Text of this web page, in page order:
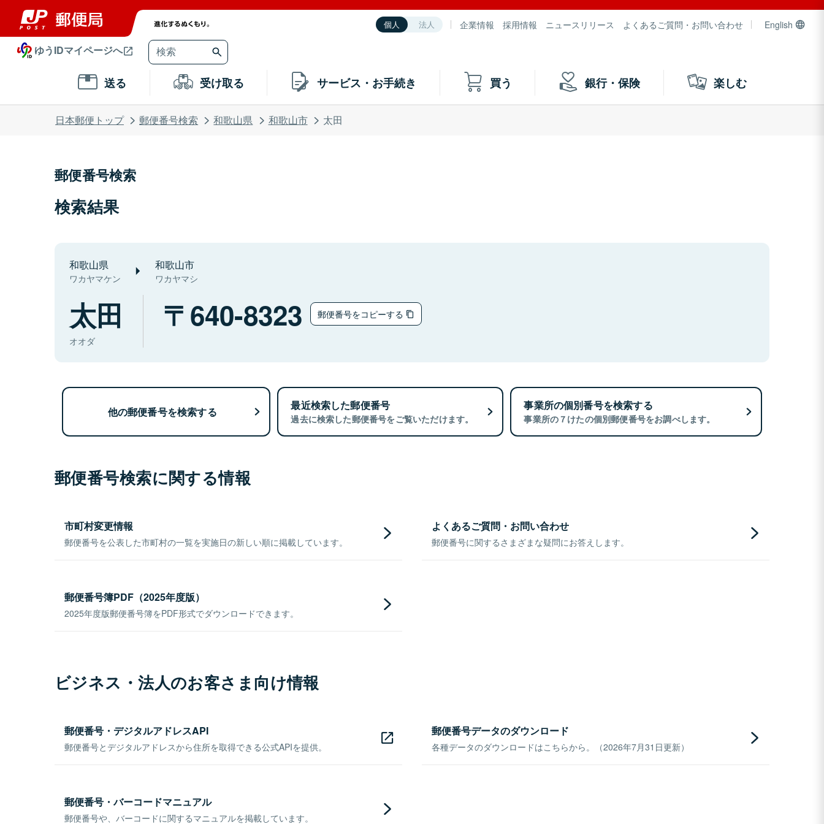
個人 法人 企業情報 採用情報 ニュースリリース よくあるご質問・お問い合わせ English
ゆうIDマイページへ
送る 受け取る サービス・お手続き 買う 銀行・保険 楽しむ
日本郵便トップ 郵便番号検索 和歌山県 和歌山市 太田
郵便番号検索
検索結果
和歌山県
ワカヤマケン
和歌山市
ワカヤマシ
太田
オオダ
640-8323 郵便番号をコピーする
他の郵便番号を検索する 最近検索した郵便番号
過去に検索した郵便番号をご覧いただけます。
事業所の個別番号を検索する
事業所の７けたの個別郵便番号をお調べします。
郵便番号検索に関する情報
市町村変更情報
郵便番号を公表した市町村の一覧を実施日の新しい順に掲載しています。
よくあるご質問・お問い合わせ
郵便番号に関するさまざまな疑問にお答えします。
郵便番号簿PDF（2025年度版）
2025年度版郵便番号簿をPDF形式でダウンロードできます。
ビジネス・法人のお客さま向け情報
郵便番号・デジタルアドレスAPI
郵便番号とデジタルアドレスから住所を取得できる公式APIを提供。
郵便番号データのダウンロード
各種データのダウンロードはこちらから。（2026年7月31日更新）
郵便番号・バーコードマニュアル
郵便番号や、バーコードに関するマニュアルを掲載しています。